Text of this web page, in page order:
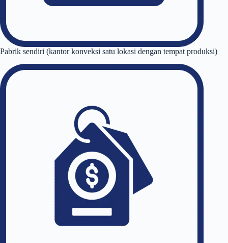
Pabrik sendiri (kantor konveksi satu lokasi dengan tempat produksi)